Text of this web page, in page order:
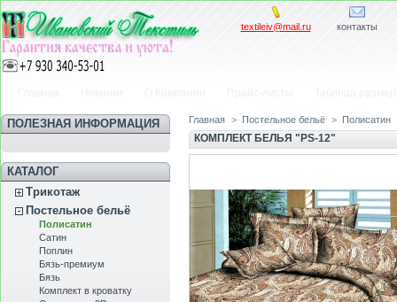
textileiv@mail.ru контакты
ПОЛЕЗНАЯ ИНФОРМАЦИЯ
КАТАЛОГ
Трикотаж
Постельное бельё
Полисатин
Сатин
Пoплин
Бязь-премиум
Бязь
Комплект в кроватку
Главная > Постельное бельё > Полисатин
КОМПЛЕКТ БЕЛЬЯ "PS-12"